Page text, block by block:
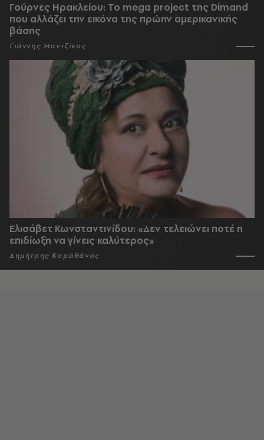
Γούρνες Ηρακλείου: To mega project της Dimand
που αλλάζει την εικόνα της πρώην αμερικανικής
βάσης
Γιάννης Μαντζίκος
Ελισάβετ Κωνσταντινίδου: «Δεν τελειώνει ποτέ η
επιδίωξη να γίνεις καλύτερος»
Δημήτρης Καραθάνος